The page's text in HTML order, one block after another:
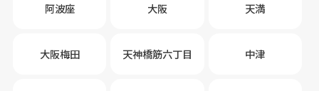
阿波座 大阪 天満
大阪梅田 天神橋筋六丁目 中津